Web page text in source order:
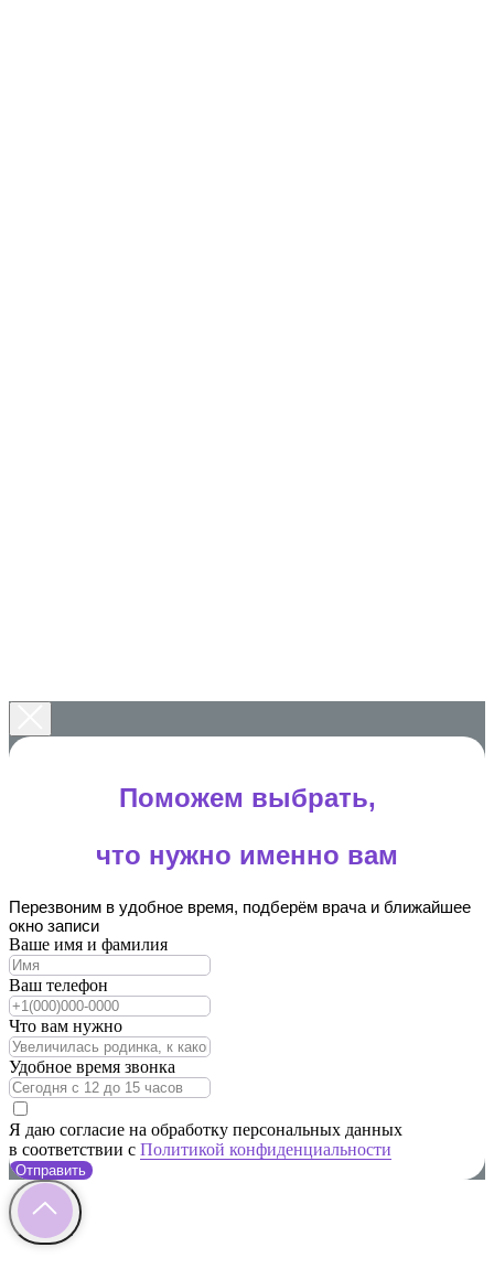
Поможем выбрать,
что нужно именно вам
Перезвоним в удобное время, подберём врача и ближайшее
окно записи
Ваше имя и фамилия
Ваш телефон
Что вам нужно
Удобное время звонка
Я даю согласие на обработку персональных данных
в соответствии с Политикой конфиденциальности
Отправить